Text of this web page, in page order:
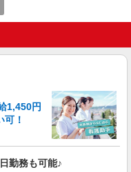
長期休みの相談可 2027
定
種保険完備 ・昇給あり
私立認可保育園
詳細を見る
1,450円
！
勤務も可能♪